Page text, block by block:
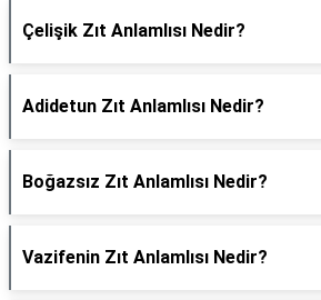
Çelişik Zıt Anlamlısı Nedir?
Adidetun Zıt Anlamlısı Nedir?
Boğazsız Zıt Anlamlısı Nedir?
Vazifenin Zıt Anlamlısı Nedir?